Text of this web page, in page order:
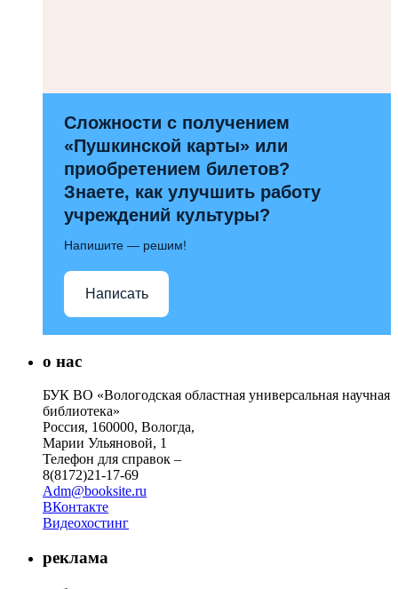
Сложности с получением
«Пушкинской карты» или
приобретением билетов?
Знаете, как улучшить работу
учреждений культуры?
Напишите — решим!
Написать
о нас
БУК ВО «Вологодская областная универсальная научная
библиотека»
Россия, 160000, Вологда,
Марии Ульяновой, 1
Телефон для справок –
8(8172)21-17-69
Adm@booksite.ru
ВКонтакте
Видеохостинг
реклама